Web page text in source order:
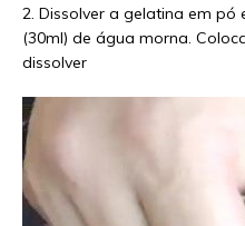
2. Dissolver a gelatina em pó
(30ml) de água morna.
dissolver